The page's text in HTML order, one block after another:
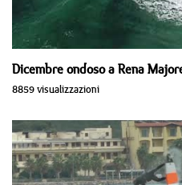
Dicembre ondoso a Rena
8859 visualizzazioni